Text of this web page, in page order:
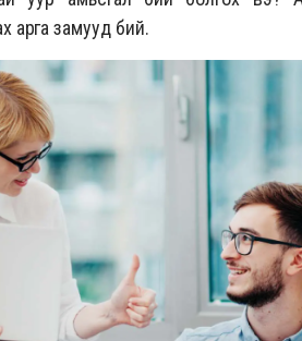
арга замууд бий.